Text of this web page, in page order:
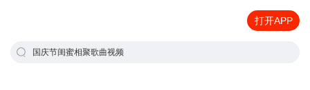
打开APP
国庆节闺蜜相聚歌曲视频